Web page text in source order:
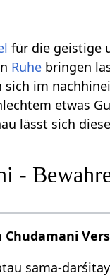
für die geistige
Ruhe bringen
im
etwas
lässt sich
-
sama-